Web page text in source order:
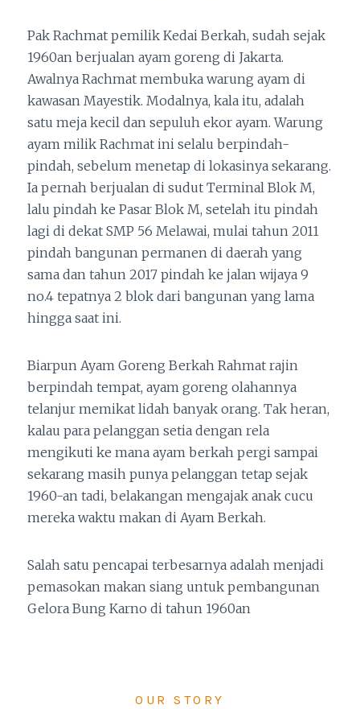
Pak Rachmat pemilik Kedai Berkah, sudah sejak
1960an berjualan ayam goreng di Jakarta.
Awalnya Rachmat membuka warung ayam di
kawasan Mayestik. Modalnya, kala itu, adalah
satu meja kecil dan sepuluh ekor ayam. Warung
ayam milik Rachmat ini selalu berpindah-
pindah, sebelum menetap di lokasinya sekarang.
Ia pernah berjualan di sudut Terminal Blok M,
lalu pindah ke Pasar Blok M, setelah itu pindah
lagi di dekat SMP 56 Melawai, mulai tahun 2011
pindah bangunan permanen di daerah yang
sama dan tahun 2017 pindah ke jalan wijaya 9
no.4 tepatnya 2 blok dari bangunan yang lama
hingga saat ini.
Biarpun Ayam Goreng Berkah Rahmat rajin
berpindah tempat, ayam goreng olahannya
telanjur memikat lidah banyak orang. Tak heran,
kalau para pelanggan setia dengan rela
mengikuti ke mana ayam berkah pergi sampai
sekarang masih punya pelanggan tetap sejak
1960-an tadi, belakangan mengajak anak cucu
mereka waktu makan di Ayam Berkah.
Salah satu pencapai terbesarnya adalah menjadi
pemasokan makan siang untuk pembangunan
Gelora Bung Karno di tahun 1960an
OUR STORY